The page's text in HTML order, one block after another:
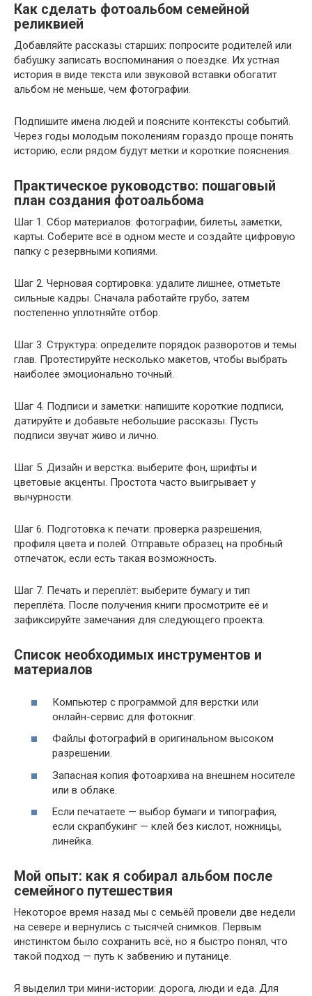
Как сделать фотоальбом семейной
реликвией
Добавляйте рассказы старших: попросите родителей или
бабушку записать воспоминания о поездке. Их устная
история в виде текста или звуковой вставки обогатит
альбом не меньше, чем фотографии.
Подпишите имена людей и поясните контексты событий.
Через годы молодым поколениям гораздо проще понять
историю, если рядом будут метки и короткие пояснения.
Практическое руководство: пошаговый
план создания фотоальбома
Шаг 1. Сбор материалов: фотографии, билеты, заметки,
карты. Соберите всё в одном месте и создайте цифровую
папку с резервными копиями.
Шаг 2. Черновая сортировка: удалите лишнее, отметьте
сильные кадры. Сначала работайте грубо, затем
постепенно уплотняйте отбор.
Шаг 3. Структура: определите порядок разворотов и темы
глав. Протестируйте несколько макетов, чтобы выбрать
наиболее эмоционально точный.
Шаг 4. Подписи и заметки: напишите короткие подписи,
датируйте и добавьте небольшие рассказы. Пусть
подписи звучат живо и лично.
Шаг 5. Дизайн и верстка: выберите фон, шрифты и
цветовые акценты. Простота часто выигрывает у
вычурности.
Шаг 6. Подготовка к печати: проверка разрешения,
профиля цвета и полей. Отправьте образец на пробный
отпечаток, если есть такая возможность.
Шаг 7. Печать и переплёт: выберите бумагу и тип
переплёта. После получения книги просмотрите её и
зафиксируйте замечания для следующего проекта.
Список необходимых инструментов и
материалов
Компьютер с программой для верстки или
онлайн-сервис для фотокниг.
Файлы фотографий в оригинальном высоком
разрешении.
Запасная копия фотоархива на внешнем носителе
или в облаке.
Если печатаете — выбор бумаги и типография,
если скрапбукинг — клей без кислот, ножницы,
линейка.
Мой опыт: как я собирал альбом после
семейного путешествия
Некоторое время назад мы с семьёй провели две недели
на севере и вернулись с тысячей снимков. Первым
инстинктом было сохранить всё, но я быстро понял, что
такой подход — путь к забвению и путанице.
Я выделил три мини-истории: дорога, люди и еда. Для